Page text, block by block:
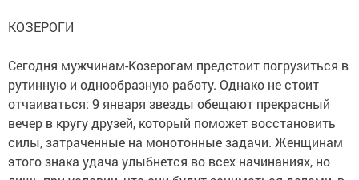
КОЗЕРОГИ
Сегодня мужчинам-Козерогам предстоит погрузиться в
рутинную и однообразную работу. Однако не стоит
отчаиваться: 9 января звезды обещают прекрасный
вечер в кругу друзей, который поможет восстановить
силы, затраченные на монотонные задачи. Женщинам
этого знака удача улыбнется во всех начинаниях, но